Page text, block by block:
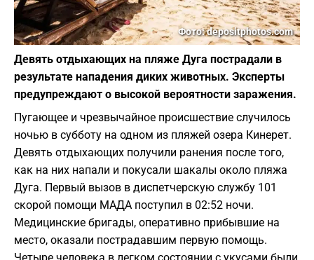
Фото: depositphotos.com
Девять отдыхающих на пляже Дуга пострадали в
результате нападения диких животных. Эксперты
предупреждают о высокой вероятности заражения.
Пугающее и чрезвычайное происшествие случилось
ночью в субботу на одном из пляжей озера Кинерет.
Девять отдыхающих получили ранения после того,
как на них напали и покусали шакалы около пляжа
Дуга. Первый вызов в диспетчерскую службу 101
скорой помощи МАДА поступил в 02:52 ночи.
Медицинские бригады, оперативно прибывшие на
место, оказали пострадавшим первую помощь.